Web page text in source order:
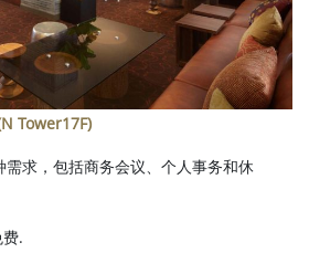
Tower17F)
需求，包括商务会议、个人事务和休
.